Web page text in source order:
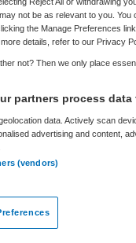
Skipr Redactie 11
Rotterdam
gemeente het
not be as relevant to you.
the Manage Preferences
details, refer to our Privacy
not? Then we only place
partners process
data. Actively scan
advertising and content,
(vendors)